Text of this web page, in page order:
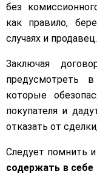
без
как правило,
случаях и продавец.
Заключая
которые
покупателя и
отказать от
Следует помнить
содержать в себе